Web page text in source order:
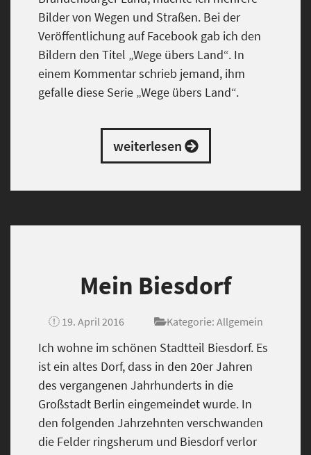
Bilder von Wegen und Straßen. Bei der
Veröffentlichung auf Facebook gab ich den
Bildern den Titel „Wege übers Land“. In
einem Kommentar schrieb jemand, ihm
gefalle diese Serie „Wege übers Land“.
weiterlesen
Mein Biesdorf
19. April 2016 Kategorie: Allgemein
Ich wohne im schönen Stadtteil Biesdorf. Es
ist ein altes Dorf, dass in den 20er Jahren
des vergangenen Jahrhunderts in die
Großstadt Berlin eingemeindet wurde. In
den folgenden Jahrzehnten verschwanden
die Felder ringsherum und Biesdorf verlor